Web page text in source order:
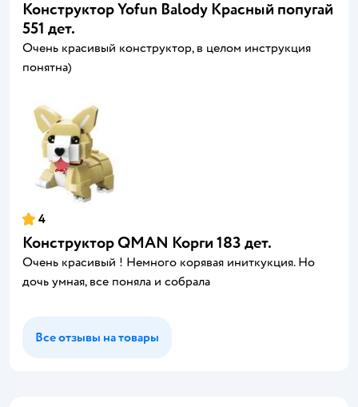
Конструктор Yofun Balody Красный попугай
551 дет.
Очень красивый конструктор, в целом инструкция
понятна)
4
Конструктор QMAN Корги 183 дет.
Очень красивый ! Немного корявая иниткукция. Но
дочь умная, все поняла и собрала
Все отзывы на товары